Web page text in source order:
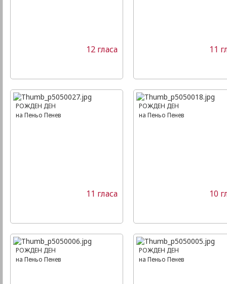
12 гласа 11
РОЖДЕН ДЕН
на Пеньо Пенев
11 гласа
РОЖДЕН ДЕН
на Пеньо Пенев
10
РОЖДЕН ДЕН
на Пеньо Пенев
РОЖДЕН ДЕН
на Пеньо Пенев